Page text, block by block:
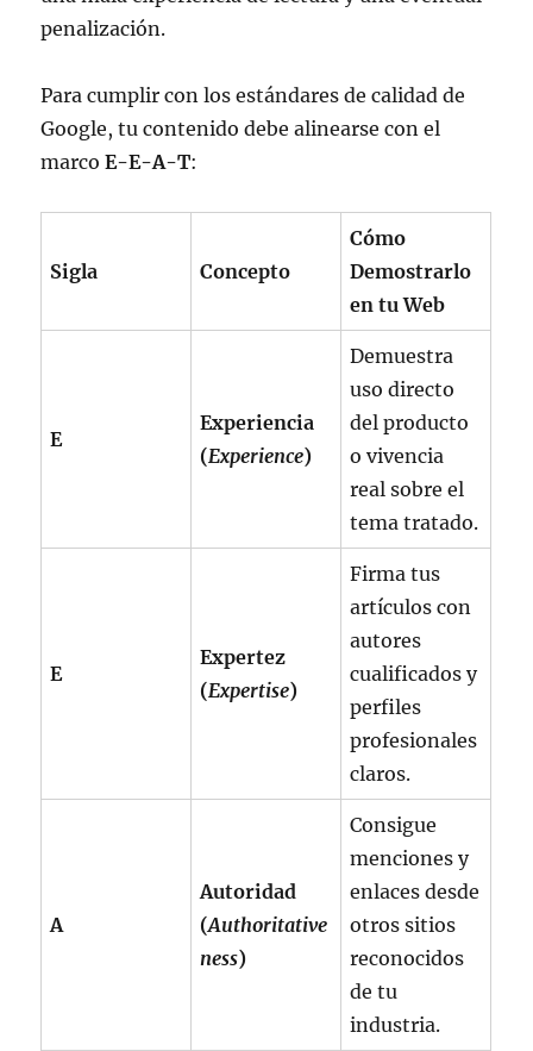
penalización.
Para cumplir con los estándares de calidad de
Google, tu contenido debe alinearse con el
marcoE-E-A-T:
Sigla Concepto
Cómo
Demostrarlo
en tu Web
E
Experiencia
(Experience)
Demuestra
uso directo
del producto
o vivencia
real sobre el
tema tratado.
E
Expertez
(Expertise)
Firma tus
artículos con
autores
cualificados y
perfiles
profesionales
claros.
A
Autoridad
(Authoritative
ness)
Consigue
menciones y
enlaces desde
otros sitios
reconocidos
de tu
industria.